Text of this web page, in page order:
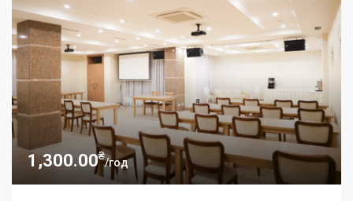
1,300.00₴
/год